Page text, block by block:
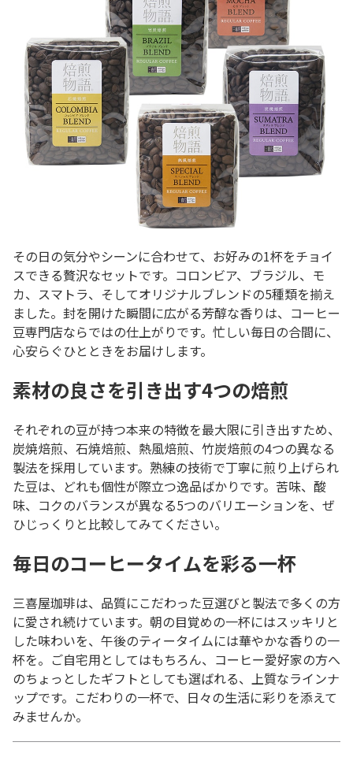
その日の気分やシーンに合わせて、お好みの1杯をチョイ
スできる贅沢なセットです。コロンビア、ブラジル、モ
カ、スマトラ、そしてオリジナルブレンドの5種類を揃え
ました。封を開けた瞬間に広がる芳醇な香りは、コーヒー
豆専門店ならではの仕上がりです。忙しい毎日の合間に、
心安らぐひとときをお届けします。
素材の良さを引き出す4つの焙煎
それぞれの豆が持つ本来の特徴を最大限に引き出すため、
炭焼焙煎、石焼焙煎、熱風焙煎、竹炭焙煎の4つの異なる
製法を採用しています。熟練の技術で丁寧に煎り上げられ
た豆は、どれも個性が際立つ逸品ばかりです。苦味、酸
味、コクのバランスが異なる5つのバリエーションを、ぜ
ひじっくりと比較してみてください。
毎日のコーヒータイムを彩る一杯
三喜屋珈琲は、品質にこだわった豆選びと製法で多くの方
に愛され続けています。朝の目覚めの一杯にはスッキリと
した味わいを、午後のティータイムには華やかな香りの一
杯を。ご自宅用としてはもちろん、コーヒー愛好家の方へ
のちょっとしたギフトとしても選ばれる、上質なラインナ
ップです。こだわりの一杯で、日々の生活に彩りを添えて
みませんか。